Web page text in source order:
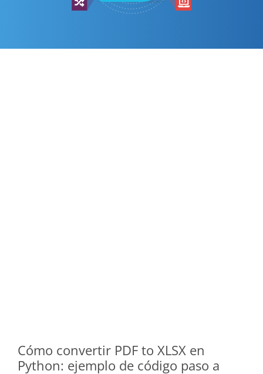
Cómo convertir PDF to XLSX en
Python: ejemplo de código paso a